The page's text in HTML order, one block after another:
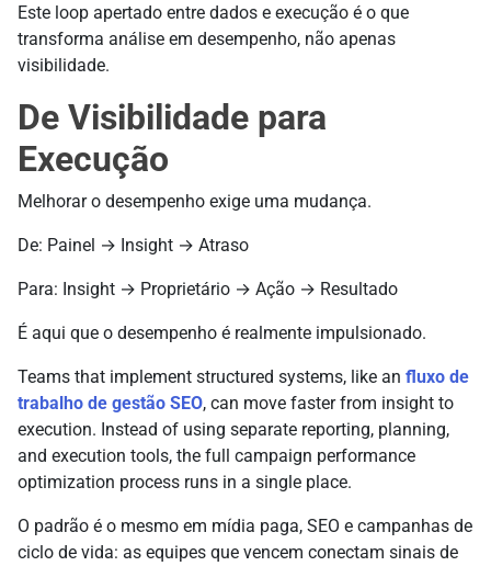
Este loop apertado entre dados e execução é o que
transforma análise em desempenho, não apenas
visibilidade.
De Visibilidade para
Execução
Melhorar o desempenho exige uma mudança.
De: Painel → Insight → Atraso
Para: Insight → Proprietário → Ação → Resultado
É aqui que o desempenho é realmente impulsionado.
Teams that implement structured systems, like an fluxo de
trabalho de gestão SEO, can move faster from insight to
execution. Instead of using separate reporting, planning,
and execution tools, the full campaign performance
optimization process runs in a single place.
O padrão é o mesmo em mídia paga, SEO e campanhas de
ciclo de vida: as equipes que vencem conectam sinais de